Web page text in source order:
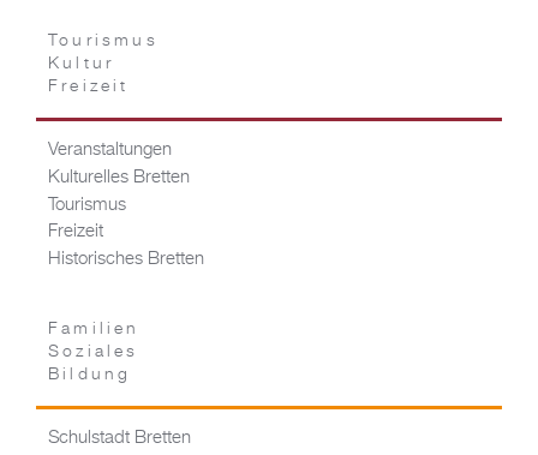
Tourismus
Kultur
Freizeit
Veranstaltungen
Kulturelles Bretten
Tourismus
Freizeit
Historisches Bretten
Familien
Soziales
Bildung
Schulstadt Bretten